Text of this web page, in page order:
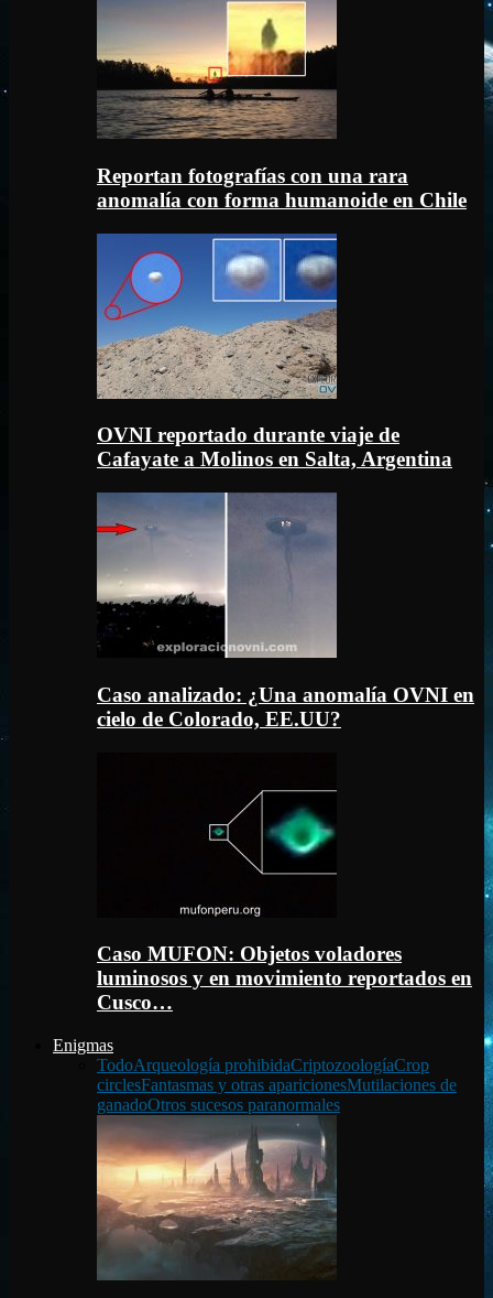
Reportan fotografías con una rara
anomalía con forma humanoide en Chile
OVNI reportado durante viaje de
Cafayate a Molinos en Salta, Argentina
Caso analizado: ¿Una anomalía OVNI en
cielo de Colorado, EE.UU?
Caso MUFON: Objetos voladores
luminosos y en movimiento reportados en
Cusco…
Enigmas
TodoArqueología prohibidaCriptozoologíaCrop
circlesFantasmas y otras aparicionesMutilaciones de
ganadoOtros sucesos paranormales